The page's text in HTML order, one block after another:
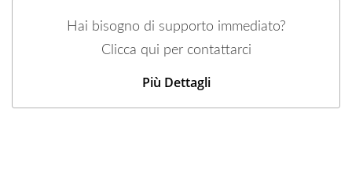
Hai bisogno di supporto immediato?
Clicca qui per contattarci
Più Dettagli